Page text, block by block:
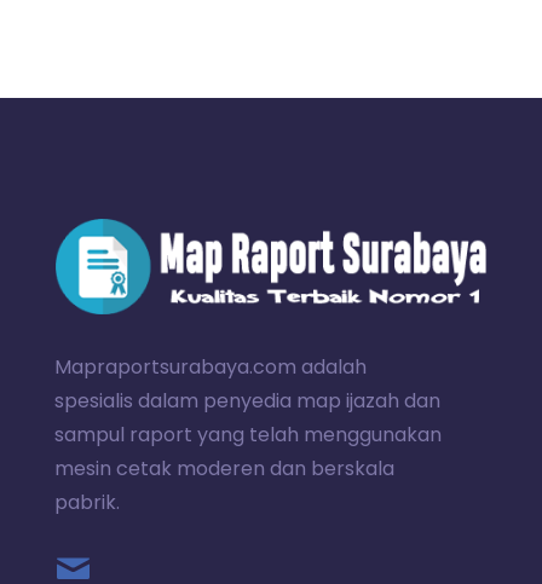
Mapraportsurabaya.com adalah
spesialis dalam penyedia map ijazah dan
sampul raport yang telah menggunakan
mesin cetak moderen dan berskala
pabrik.